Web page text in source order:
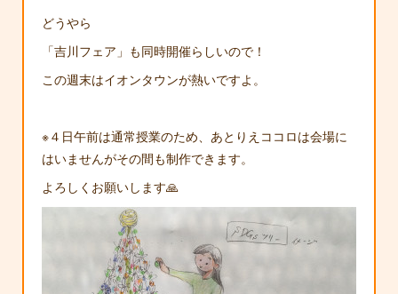
どうやら
「吉川フェア」も同時開催らしいので！
この週末はイオンタウンが熱いですよ。
※４日午前は通常授業のため、あとりえココロは会場に
はいませんがその間も制作できます。
よろしくお願いします🙏